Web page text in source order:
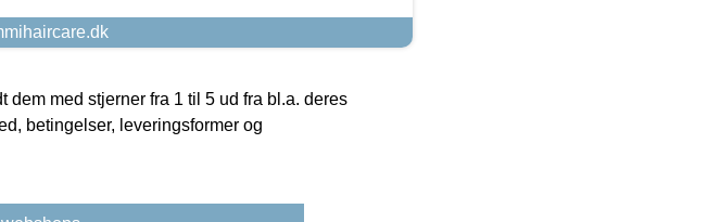
med stjerner fra 1 til 5 ud fra bl.a. deres
betingelser, leveringsformer og